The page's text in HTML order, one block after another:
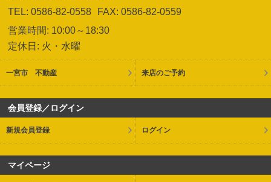
TEL: 0586-82-0558
FAX: 0586-82-0559
営業時間: 10:00～18:30
定休日: 火・水曜
一宮市 不動産 来店のご予約
会員登録／ログイン
新規会員登録 ログイン
マイページ